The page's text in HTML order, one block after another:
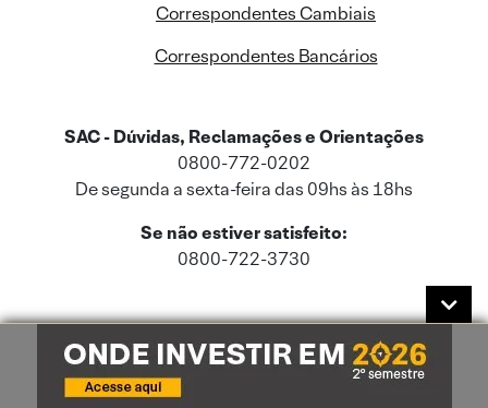
Correspondentes Cambiais
Correspondentes Bancários
SAC - Dúvidas, Reclamações e Orientações
0800-772-0202
De segunda a sexta-feira das 09hs às 18hs
Se não estiver satisfeito:
0800-722-3730
Este site usa cookies e dados pessoais de acordo com a nossaPolítica de
Cookies
e a nossaPolítica de Privacidade.